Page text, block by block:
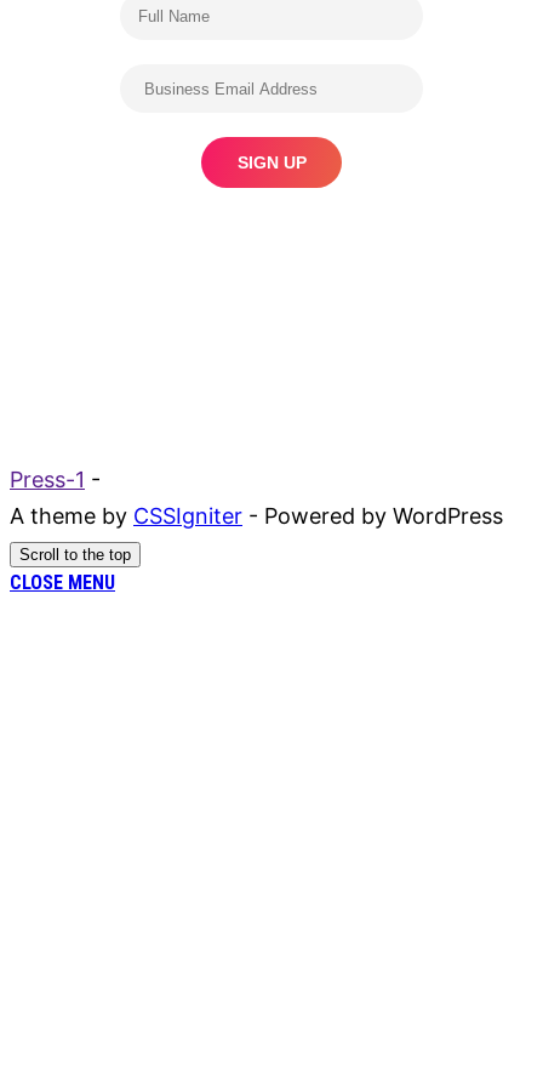
Press-1 -
A theme by CSSIgniter - Powered by WordPress
Scroll to the top
CLOSE MENU